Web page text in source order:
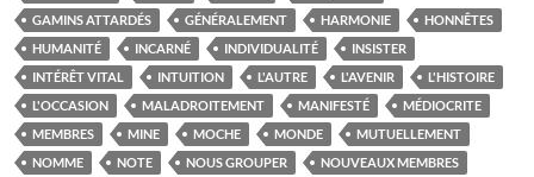
GAMINS ATTARDÉS
GÉNÉRALEMENT HARMONIE
HONNÊTES
HUMANITÉ
INCARNÉ INDIVIDUALITÉ
INSISTER
INTÉRÊT VITAL
INTUITION L'AUTRE L'AVENIR
L'HISTOIRE
L'OCCASION
MALADROITEMENT MANIFESTÉ
MÉDIOCRITE
MEMBRES
MINE MOCHE MONDE
MUTUELLEMENT
NOMME
NOTE NOUS GROUPER
NOUVEAUX MEMBRES